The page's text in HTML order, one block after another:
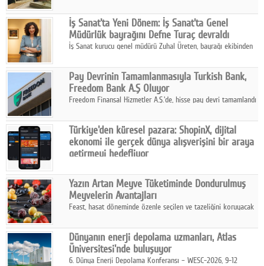
katmanlı bir aile hikâyesi anlatıyor.
İş Sanat'ta Yeni Dönem: İş Sanat'ta Genel
Müdürlük bayrağını Defne Turaç devraldı
İş Sanat kurucu genel müdürü Zuhal Üreten, bayrağı ekibinden
Pay Devrinin Tamamlanmasıyla Turkish Bank,
Freedom Bank A.Ş Oluyor
Freedom Finansal Hizmetler A.Ş.'de, hisse pay devri tamamlandı
Turkish Bank'ın ticaret unvanının “Freedom Bank A.Ş.” olmasına
karar verildi.
Türkiye'den küresel pazara: ShopinX, dijital
ekonomi ile gerçek dünya alışverişini bir araya
getirmeyi hedefliyor
ekonomi ile gerçek dünya alışveriş deneyimi arasında köprü
kurmayı hedefleyen vizyonuyla uluslararası pazarlara açılıyor.
Yazın Artan Meyve Tüketiminde Dondurulmuş
Meyvelerin Avantajları
Feast, hasat döneminde özenle seçilen ve tazeliğini koruyacak
pratik, güvenilir ve lezzetli bir alternatif sunuyor.
Dünyanın enerji depolama uzmanları, Atlas
Üniversitesi'nde buluşuyor
6. Dünya Enerji Depolama Konferansı – WESC-2026, 9-12